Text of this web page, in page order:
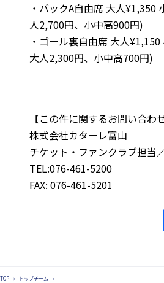
・バックA自由席 大人¥1,350
人2,700円、小中高900円)
・ゴール裏自由席 大人
大人2,300円、小中高700円)
【この件に関するお問い合わせ
株式会社カターレ富山
チケット・ファンクラブ担当
TEL:076-461-5200
FAX: 076-461-5201
TOP › トップチーム
›